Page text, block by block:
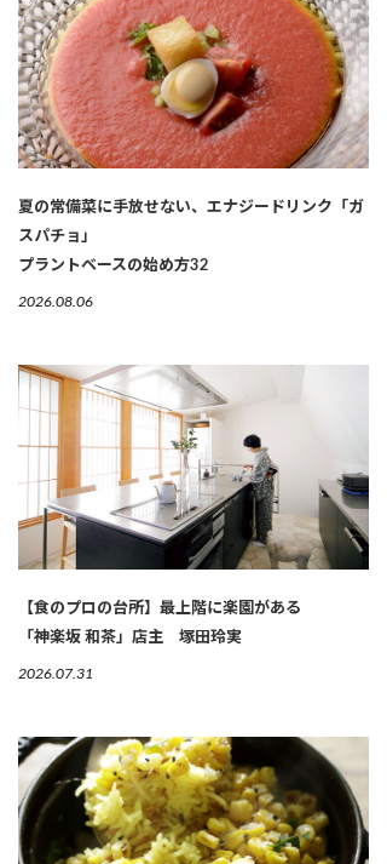
夏の常備菜に手放せない、エナジードリンク「ガ
スパチョ」
プラントベースの始め方32
2026.08.06
【食のプロの台所】最上階に楽園がある
「神楽坂 和茶」店主 塚田玲実
2026.07.31